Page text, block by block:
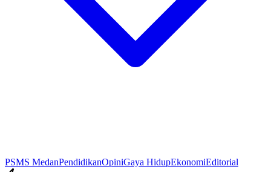
PSMS MedanPendidikanOpiniGaya HidupEkonomiEditorial